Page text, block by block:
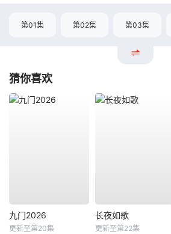
第01集 第02集 第03集
猜你喜欢
九门2026
更新至第20集
长夜如歌
更新至第22集